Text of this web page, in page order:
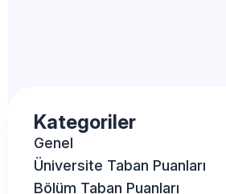
Kategoriler
Genel
Üniversite Taban Puanları
Bölüm Taban Puanları